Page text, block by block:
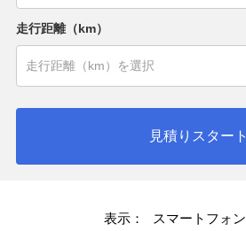
走行距離（km）
見積りスタート
表示： スマートフォン